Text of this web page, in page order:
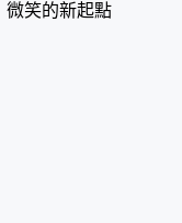
微笑的新起點